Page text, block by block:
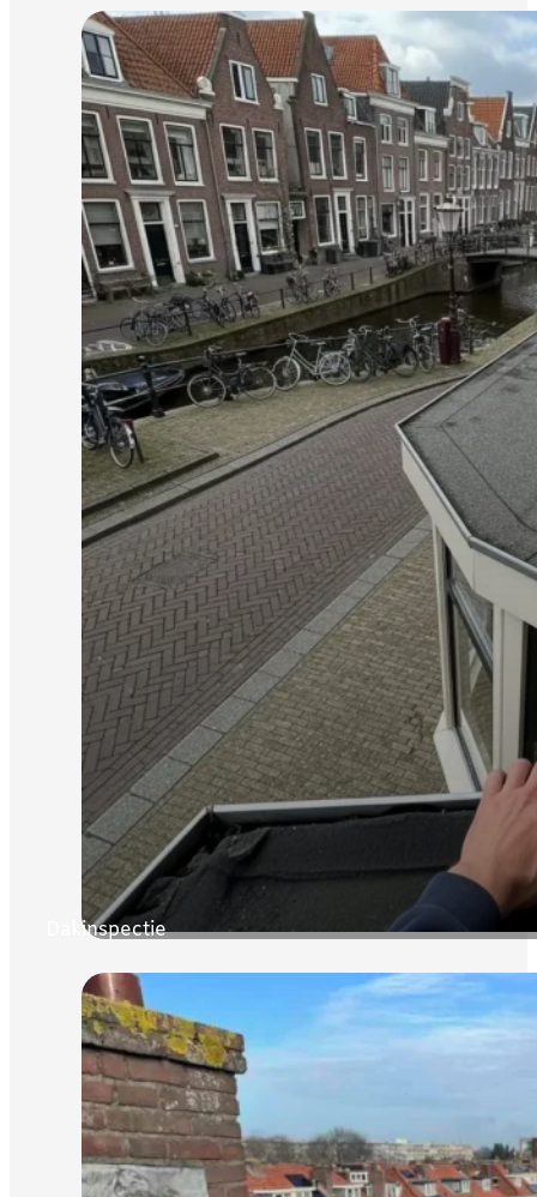
Dakinspectie